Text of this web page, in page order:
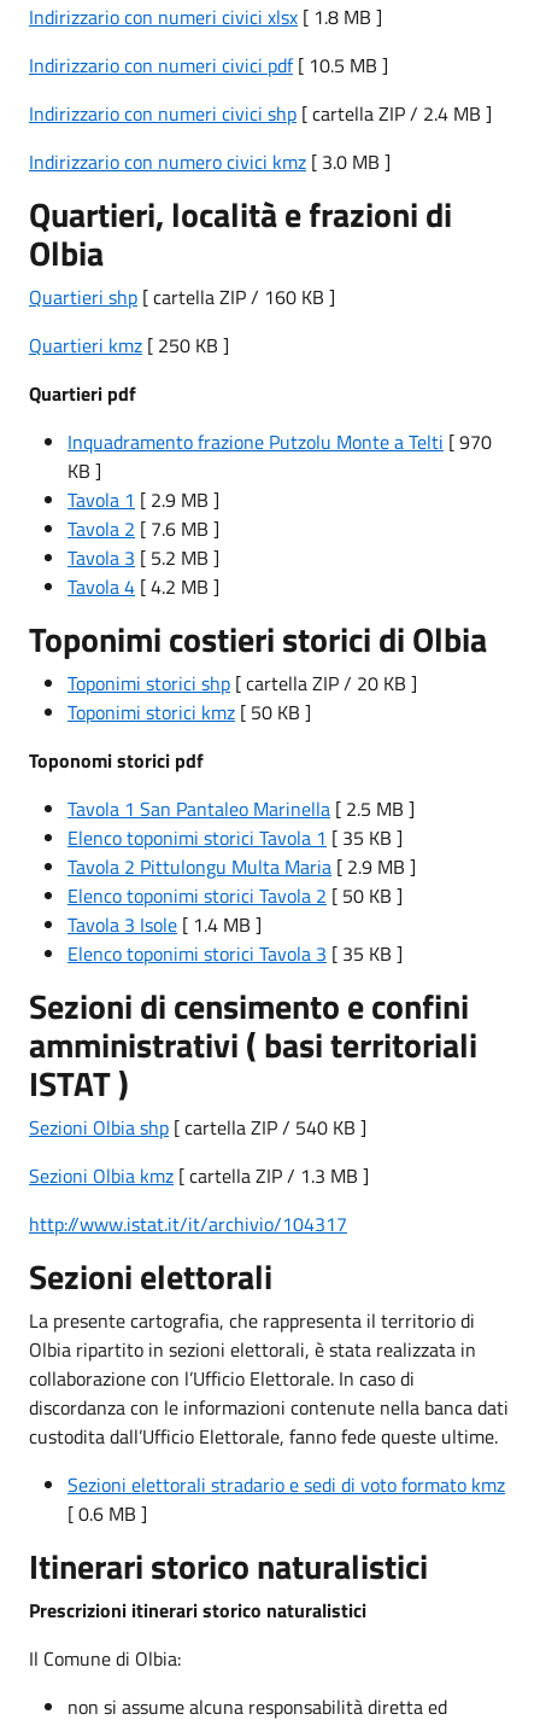
Indirizzario con numeri civici xlsx [ 1.8 MB ]
Indirizzario con numeri civici pdf[ 10.5 MB ]
Indirizzario con numeri civici shp [ cartella ZIP / 2.4 MB ]
Indirizzario con numero civici kmz [ 3.0 MB ]
Quartieri, località e frazioni di
Olbia
Quartieri shp [ cartella ZIP / 160 KB ]
Quartieri kmz [ 250 KB ]
Quartieri pdf
Inquadramento frazione Putzolu Monte a Telti [ 970
KB ]
Tavola 1 [ 2.9 MB ]
Tavola 2 [ 7.6 MB ]
Tavola 3 [ 5.2 MB ]
Tavola 4 [ 4.2 MB ]
Toponimi costieri storici di Olbia
Toponimi storici shp [ cartella ZIP / 20 KB ]
Toponimi storici kmz [ 50 KB ]
Toponomi storici pdf
Tavola 1 San Pantaleo Marinella [ 2.5 MB ]
Elenco toponimi storici Tavola 1 [ 35 KB ]
Tavola 2 Pittulongu Multa Maria [ 2.9 MB ]
Elenco toponimi storici Tavola 2 [ 50 KB ]
Tavola 3 Isole [ 1.4 MB ]
Elenco toponimi storici Tavola 3 [ 35 KB ]
Sezioni di censimento e confini
amministrativi ( basi territoriali
ISTAT )
Sezioni Olbia shp [ cartella ZIP / 540 KB ]
Sezioni Olbia kmz [ cartella ZIP / 1.3 MB ]
http://www.istat.it/it/archivio/104317
Sezioni elettorali
La presente cartografia, che rappresenta il territorio di
Olbia ripartito in sezioni elettorali, è stata realizzata in
collaborazione con l’Ufficio Elettorale. In caso di
discordanza con le informazioni contenute nella banca dati
custodita dall’Ufficio Elettorale, fanno fede queste ultime.
Sezioni elettorali stradario e sedi di voto formato kmz
[ 0.6 MB ]
Itinerari storico naturalistici
Prescrizioni itinerari storico naturalistici
Il Comune di Olbia:
non si assume alcuna responsabilità diretta ed